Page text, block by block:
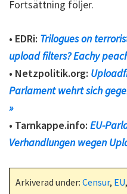
Fortsättning följer.
• EDRi: Trilogues on
upload filters? Eachy
• Netzpolitik.org:
Parlament wehrt sich
»
• Tarnkappe.info: EU-
Verhandlungen wegen
Arkiverad under: Censur, EU,